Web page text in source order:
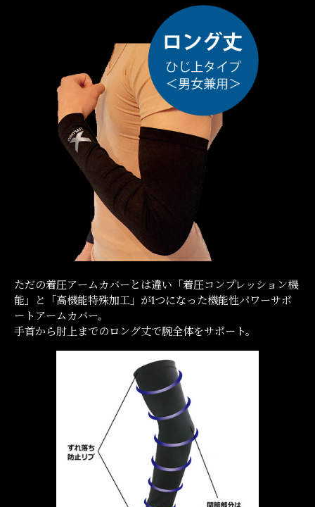
ただの着圧アームカバーとは違い 「着圧コンプレッション機
能」と「高機能特殊加工」が1つになった機能性パワーサポ
ートアームカバー。
手首から肘上までのロング丈で腕全体をサポート。